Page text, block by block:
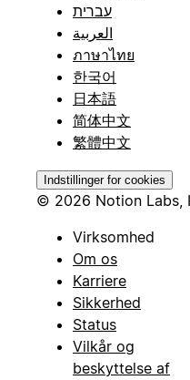
עברית
العربية
ภาษาไทย
한국어
日本語
简体中文
繁體中文
Indstillinger for cookies
© 2026 Notion Labs,
Virksomhed
Om os
Karriere
Sikkerhed
Status
Vilkår og
beskyttelse af